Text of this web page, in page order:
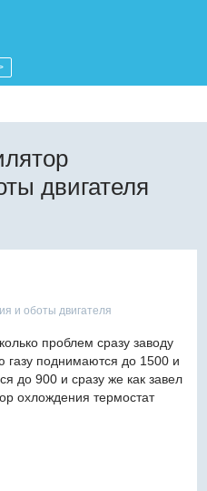
двигателя
и оботы двигателя
проблем сразу заводу
поднимаются до 1500 и
до 900 и сразу же как завел
охлождения термостат